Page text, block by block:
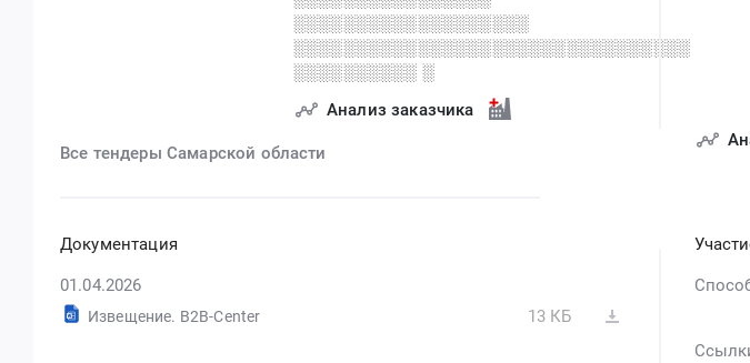
░░░░░░░░░░░░░░░░░░░
░░░░░░░░░░░░░░░░░░░░░░░░░░░░░░░░
░░░░░░░░░░ ░
Анализ заказчика
Все тендеры Самарской области
Документация
01.04.2026
Извещение. B2B-Center 13 КБ